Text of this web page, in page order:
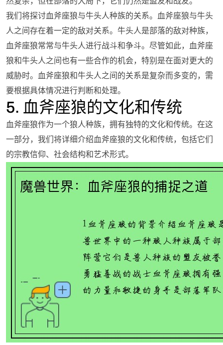
我们将探讨血斧座狼与牛头人种族的关系。血斧座狼与牛头
人之间存在着一定的敌对关系。牛头人是部落的敌对种族，
血斧座狼常常与牛头人进行战斗和争斗。尽管如此，血斧座
狼和牛头人之间也有一些合作的机会，特别是在面对更大的
威胁时。血斧座狼和牛头人之间的关系是复杂而多变的，需
要根据具体情况进行判断和处理。
5. 血斧座狼的文化和传统
血斧座狼作为一个狼人种族，拥有独特的文化和传统。在这
一部分，我们将详细介绍血斧座狼的文化和传统，包括它们
的宗教信仰、社会结构和艺术形式。